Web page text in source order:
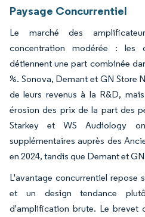
Paysage Concurrentiel
Le marché des
concentration modérée : les
détiennent une part combinée
%. Sonova, Demant et GN Store
de leurs revenus à la R&D,
érosion des prix de la part des
Starkey et WS Audiology
supplémentaires auprès des
en 2024, tandis que Demant et
L'avantage concurrentiel repose
et un design tendance
d'amplification brute. Le brevet